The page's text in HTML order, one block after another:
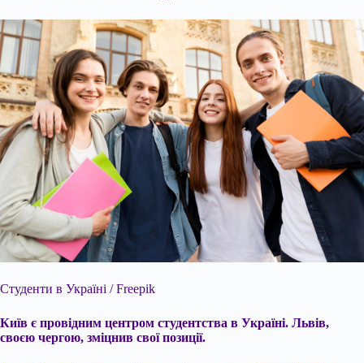
Студенти в Україні / Freepik
Київ є провідним центром студентства в Україні. Львів,
своєю чергою, зміцнив свої позиції.